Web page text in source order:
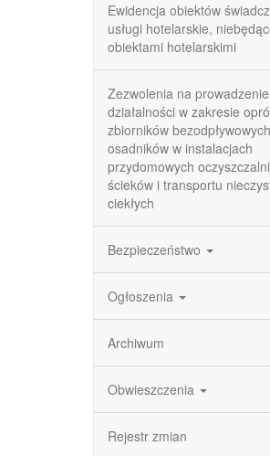
Ewidencja obiektów
usługi hotelarskie,
obiektami hotelarskimi
Zezwolenia na prowadzenie
działalności w zakresie
zbiorników
osadników w instalacjach
przydomowych oczyszczalni
ścieków i transportu
ciekłych
Bezpieczeństwo
Ogłoszenia
Archiwum
Obwieszczenia
Rejestr zmian